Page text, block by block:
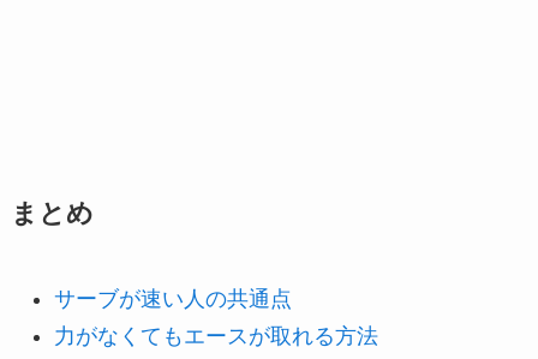
まとめ
サーブが速い人の共通点
力がなくてもエースが取れる方法